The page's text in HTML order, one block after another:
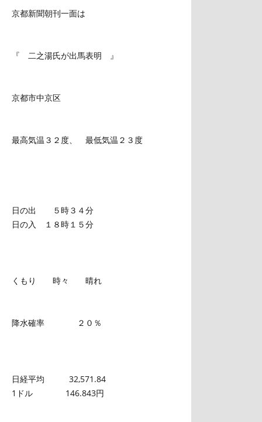
京都新聞朝刊一面は
『 二之湯氏が出馬表明 』
京都市中京区
最高気温３２度、 最低気温２３度
日の出 ５時３４分
日の入 １８時１５分
くもり 時々 晴れ
降水確率 ２０％
日経平均 32,571.84
1ドル 146.843円